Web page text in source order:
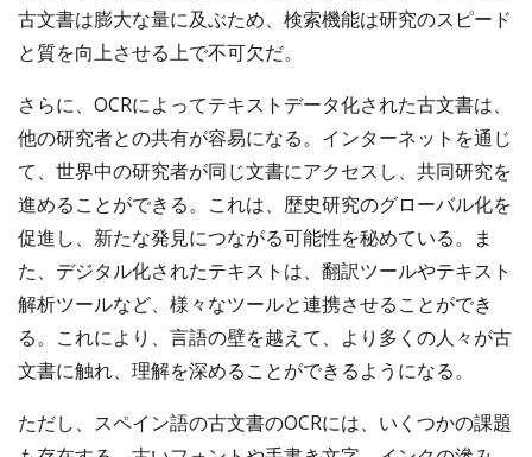
古文書は膨大な量に及ぶため、検索機能は研究のスピード
と質を向上させる上で不可欠だ。
さらに、OCRによってテキストデータ化された古文書は、
他の研究者との共有が容易になる。インターネットを通じ
て、世界中の研究者が同じ文書にアクセスし、共同研究を
進めることができる。これは、歴史研究のグローバル化を
促進し、新たな発見につながる可能性を秘めている。ま
た、デジタル化されたテキストは、翻訳ツールやテキスト
解析ツールなど、様々なツールと連携させることができ
る。これにより、言語の壁を越えて、より多くの人々が古
文書に触れ、理解を深めることができるようになる。
ただし、スペイン語の古文書のOCRには、いくつかの課題